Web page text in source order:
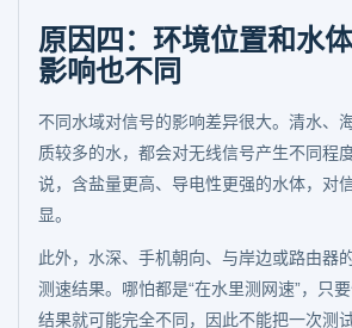
原因四：环境位置和水体
影响也不同
不同水域对信号的影响差异很大。清水、
质较多的水，都会对无线信号产生不同程
说，含盐量更高、导电性更强的水体，对
显。
此外，水深、手机朝向、与岸边或路由器
测速结果。哪怕都是“在水里测网速”，只
结果就可能完全不同，因此不能把一次测